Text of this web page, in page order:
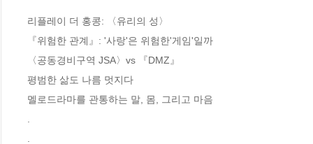
리플레이 더 홍콩: 〈유리의 성〉
『위험한 관계』: '사랑'은 위험한'게임'일까
〈공동경비구역 JSA〉vs 『DMZ』
평범한 삶도 나름 멋지다
멜로드라마를 관통하는 말, 몸, 그리고 마음